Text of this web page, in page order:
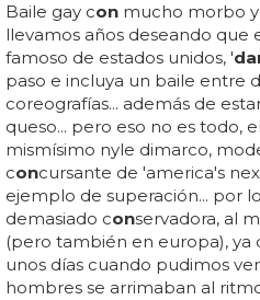
Baile gay con mucho morbo
llevamos años deseando que
famoso de estados unidos, '
paso e incluya un baile entre
coreografías... además de
queso... pero eso no es todo,
mismísimo nyle dimarco,
concursante de 'america's
ejemplo de superación... por
demasiado conservadora, al
(pero también en europa), ya
unos días cuando pudimos
hombres se arrimaban al